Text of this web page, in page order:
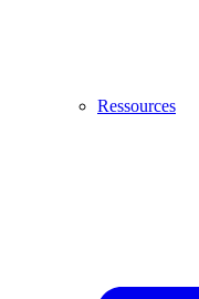
Ressources